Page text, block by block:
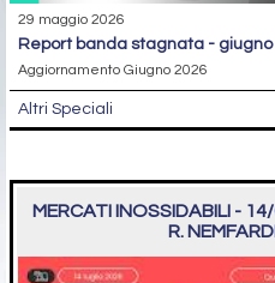
29 maggio 2026
report banda stagnata - giugno
Aggiornamento Giugno 2026
Altri Speciali
MERCATI INOSSIDABILI -
R.